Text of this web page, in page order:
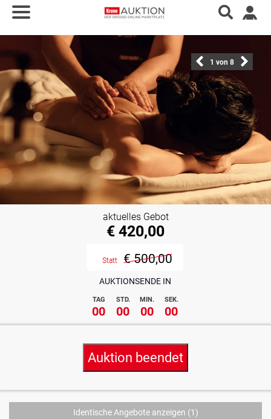
1 von 8
AUKTIONSENDE IN
TAG STD. MIN. SEK.
00 00 00 00
aktuelles Gebot
€ 420,00
Statt € 500,00
Auktion beendet
Identische Angebote anzeigen (1)